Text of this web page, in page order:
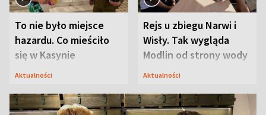
To nie było miejsce
hazardu. Co mieściło
się w Kasynie
Oficerskim?
Aktualności
Rejs u zbiegu Narwi i
Wisły. Tak wygląda
Modlin od strony wody
Aktualności